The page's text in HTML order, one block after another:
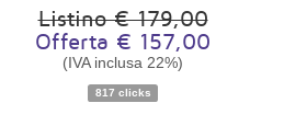
Disponibilità: Disponibile
Listino € 179,00
Offerta € 157,00
(IVA inclusa 22%)
817 clicks